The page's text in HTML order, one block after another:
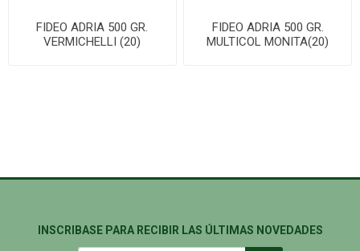
FIDEO ADRIA 500 GR.
VERMICHELLI (20)
FIDEO ADRIA 500 GR.
MULTICOL MONITA(20)
INSCRIBASE PARA RECIBIR LAS ÚLTIMAS NOVEDADES